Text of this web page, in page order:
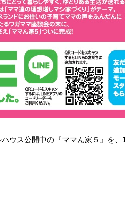
ウス公開中の『ママん家５』を